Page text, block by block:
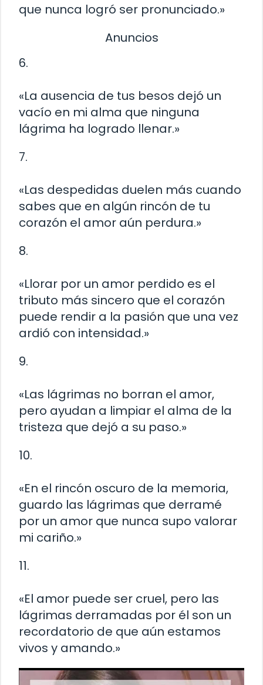
que nunca logró ser pronunciado.»
Anuncios
6.
«La ausencia de tus besos dejó un
vacío en mi alma que ninguna
lágrima ha logrado llenar.»
7.
«Las despedidas duelen más cuando
sabes que en algún rincón de tu
corazón el amor aún perdura.»
8.
«Llorar por un amor perdido es el
tributo más sincero que el corazón
puede rendir a la pasión que una vez
ardió con intensidad.»
9.
«Las lágrimas no borran el amor,
pero ayudan a limpiar el alma de la
tristeza que dejó a su paso.»
10.
«En el rincón oscuro de la memoria,
guardo las lágrimas que derramé
por un amor que nunca supo valorar
mi cariño.»
11.
«El amor puede ser cruel, pero las
lágrimas derramadas por él son un
recordatorio de que aún estamos
vivos y amando.»